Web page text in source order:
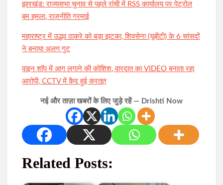
झारखंड: राज्यसभा चुनाव से पहले रांची में RSS कार्यालय पर पेट्रोल
बम हमला, राजनीति गरमाई
महाराष्ट्र में उद्धव ठाकरे को बड़ा झटका, शिवसेना (यूबीटी) के 6 सांसदों
ने बनाया अलग गुट
वाइन शॉप में आग लगाने की कोशिश, वारदात का VIDEO बनाता रहा
आरोपी, CCTV में कैद हुई करतूत
नई और ताज़ा खबरों के लिए जुड़े रहें — Drishti Now
Related Posts: